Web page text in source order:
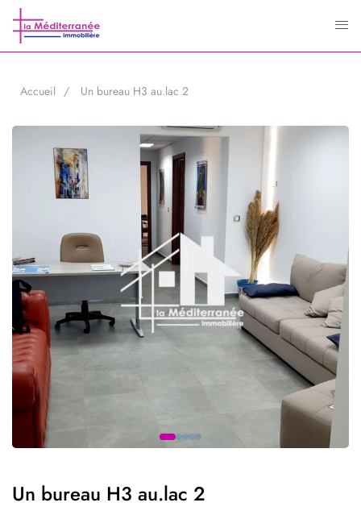
Accueil Un bureau H3 au.lac 2
Un bureau H3 au.lac 2